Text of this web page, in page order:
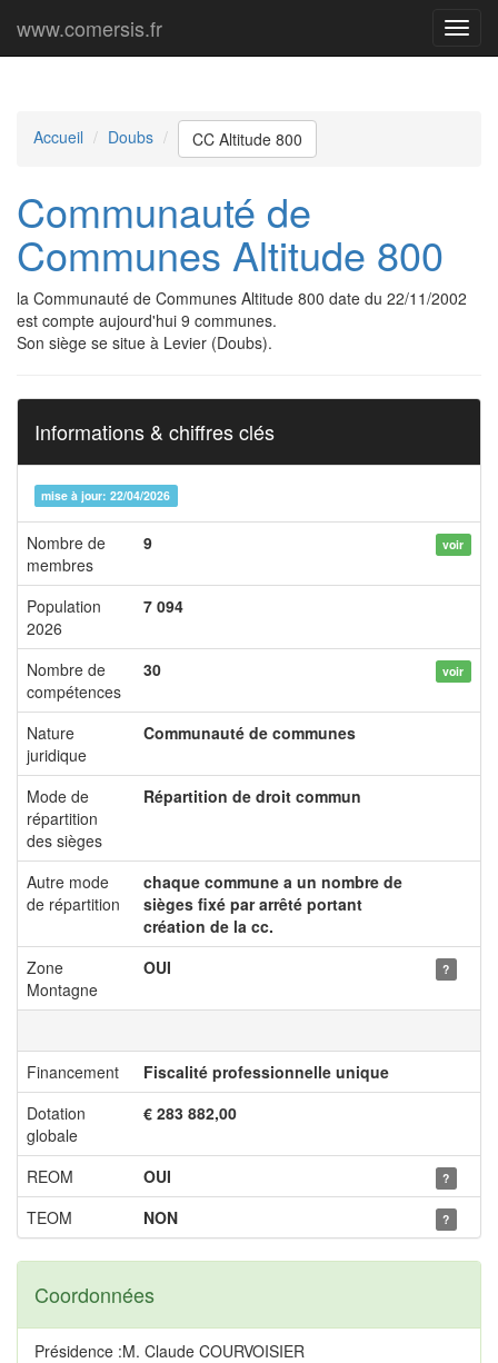
Menu
www.comersis.fr
Accueil Doubs CC Altitude 800
Communauté de
Communes Altitude 800
la Communauté de Communes Altitude 800 date du 22/11/2002
est compte aujourd'hui 9 communes.
Son siège se situe à Levier (Doubs).
Informations & chiffres clés
mise à jour: 22/04/2026
Nombre de
membres
9 voir
Population
2026
7 094
Nombre de
compétences
30 voir
Nature
juridique
Communauté de communes
Mode de
répartition
des sièges
Répartition de droit commun
Autre mode
de répartition
chaque commune a un nombre de
sièges fixé par arrêté portant
création de la cc.
Zone
Montagne
OUI ?
Financement
Fiscalité professionnelle unique
Dotation
globale
€ 283 882,00
REOM OUI ?
TEOM NON ?
Coordonnées
Présidence :M. Claude COURVOISIER